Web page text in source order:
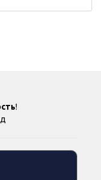
!